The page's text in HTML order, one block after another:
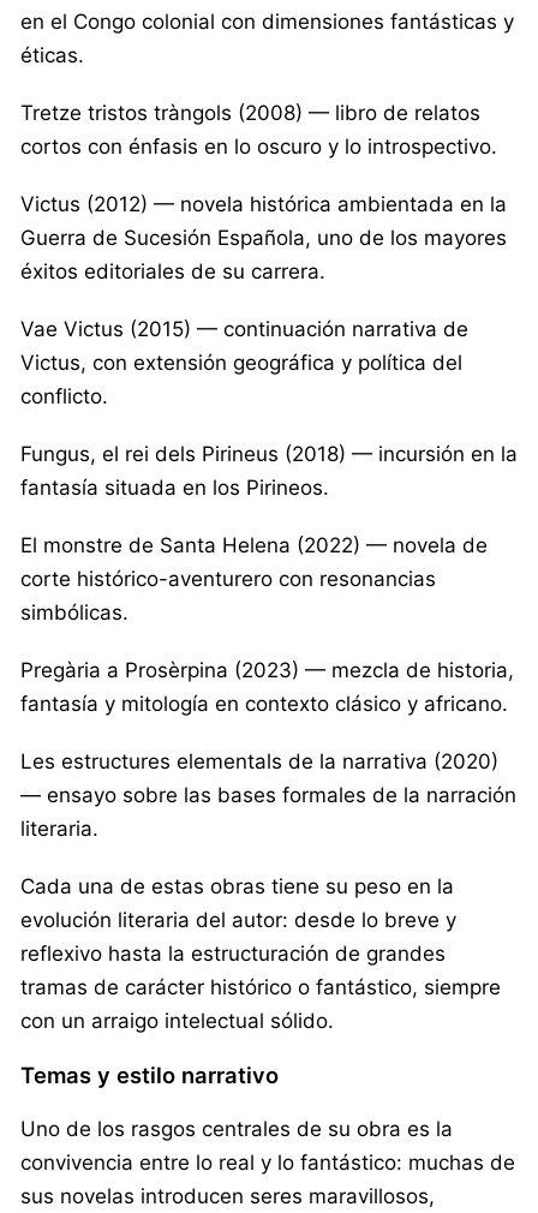
en el Congo colonial con dimensiones fantásticas y
éticas.
Tretze tristos tràngols (2008) — libro de relatos
cortos con énfasis en lo oscuro y lo introspectivo.
Victus (2012) — novela histórica ambientada en la
Guerra de Sucesión Española, uno de los mayores
éxitos editoriales de su carrera.
Vae Victus (2015) — continuación narrativa de
Victus, con extensión geográfica y política del
conflicto.
Fungus, el rei dels Pirineus (2018) — incursión en la
fantasía situada en los Pirineos.
El monstre de Santa Helena (2022) — novela de
corte histórico-aventurero con resonancias
simbólicas.
Pregària a Prosèrpina (2023) — mezcla de historia,
fantasía y mitología en contexto clásico y africano.
Les estructures elementals de la narrativa (2020)
— ensayo sobre las bases formales de la narración
literaria.
Cada una de estas obras tiene su peso en la
evolución literaria del autor: desde lo breve y
reflexivo hasta la estructuración de grandes
tramas de carácter histórico o fantástico, siempre
con un arraigo intelectual sólido.
Temas y estilo narrativo
Uno de los rasgos centrales de su obra es la
convivencia entre lo real y lo fantástico: muchas de
sus novelas introducen seres maravillosos,